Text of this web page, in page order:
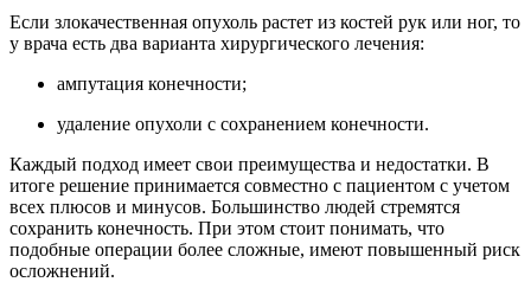
Если злокачественная опухоль растет из костей рук или ног, то
у врача есть два варианта хирургического лечения:
ампутация конечности;
удаление опухоли с сохранением конечности.
Каждый подход имеет свои преимущества и недостатки. В
итоге решение принимается совместно с пациентом с учетом
всех плюсов и минусов. Большинство людей стремятся
сохранить конечность. При этом стоит понимать, что
подобные операции более сложные, имеют повышенный риск
осложнений.